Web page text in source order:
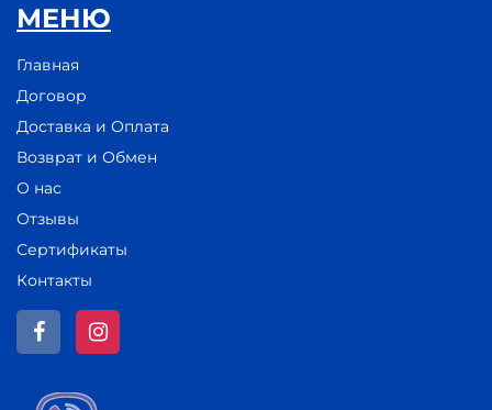
МЕНЮ
Главная
Договор
Доставка и Оплата
Возврат и Обмен
О нас
Отзывы
Сертификаты
Контакты